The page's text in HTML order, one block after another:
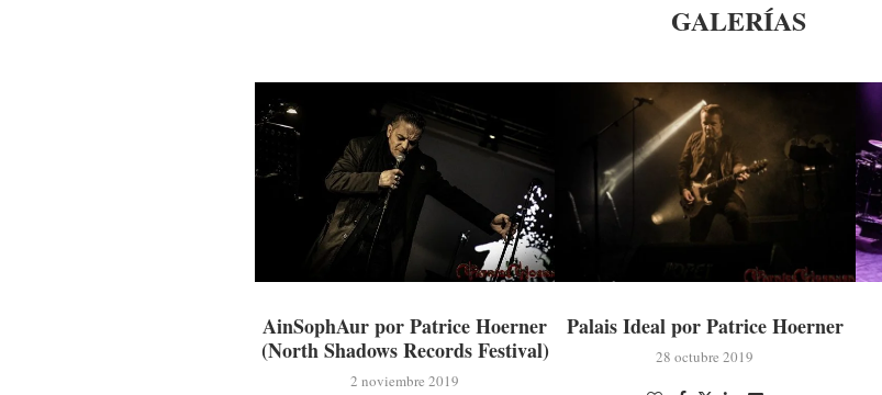
GALERÍAS
AinSophAur por Patrice Hoerner
(North Shadows Records Festival)
2 noviembre 2019
Palais Ideal por Patrice Hoerner
28 octubre 2019